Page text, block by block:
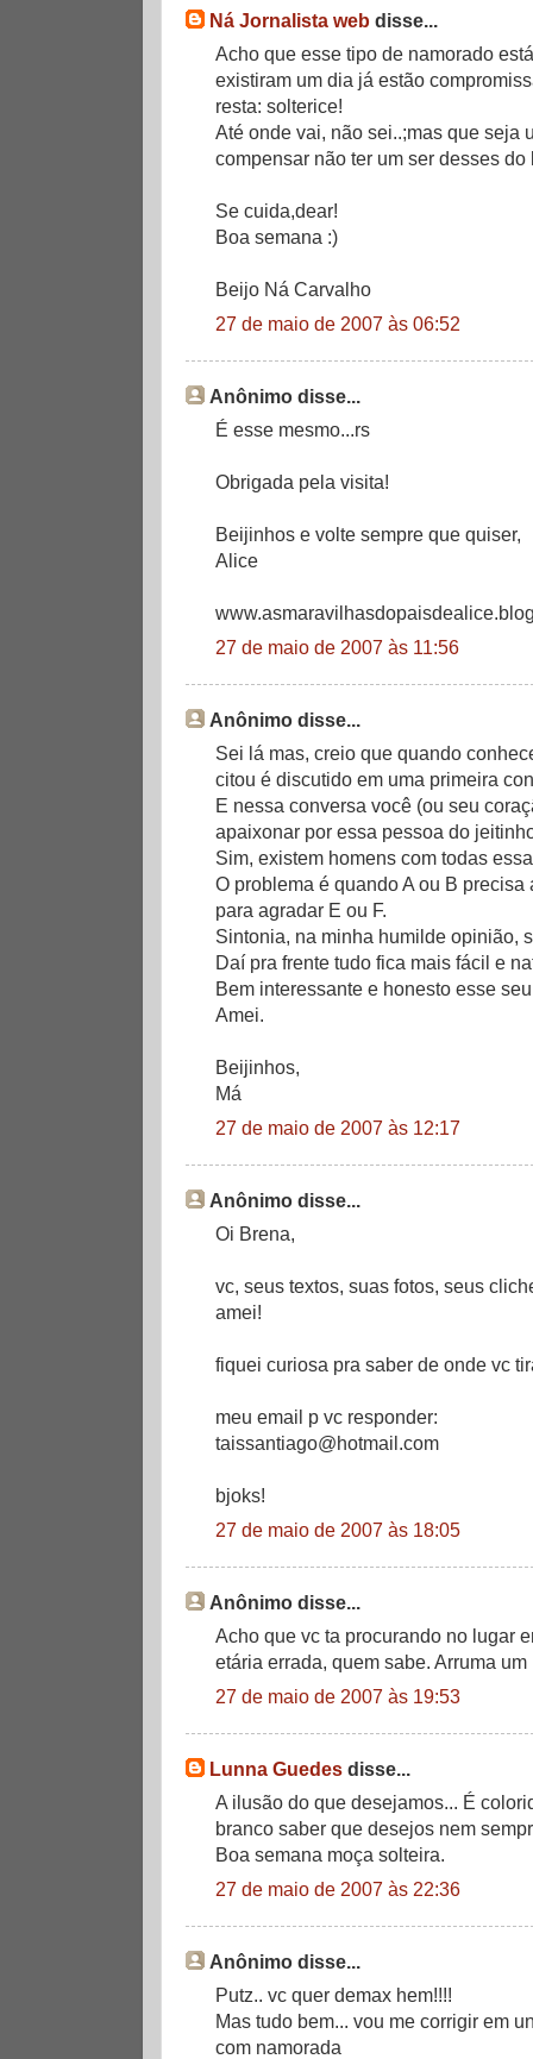
Ná Jornalista web disse...
Acho que esse tipo de namorado
existiram um dia já estão
resta: solterice!
Até onde vai, não sei..;mas que seja
compensar não ter um ser desses do
Se cuida,dear!
Boa semana :)
Beijo Ná Carvalho
27 de maio de 2007 às 06:52
Anônimo disse...
É esse mesmo...rs
Obrigada pela visita!
Beijinhos e volte sempre que quiser,
Alice
27 de maio de 2007 às 11:56
Anônimo disse...
Sei lá mas, creio que quando
citou é discutido em uma primeira
E nessa conversa você (ou seu
apaixonar por essa pessoa do
Sim, existem homens com todas
O problema é quando A ou B
para agradar E ou F.
Sintonia, na minha humilde opinião,
Daí pra frente tudo fica mais fácil e
Bem interessante e honesto esse
Amei.
Beijinhos,
Má
27 de maio de 2007 às 12:17
Anônimo disse...
Oi Brena,
vc, seus textos, suas fotos, seus
amei!
fiquei curiosa pra saber de onde vc
meu email p vc responder:
taissantiago@hotmail.com
bjoks!
27 de maio de 2007 às 18:05
Anônimo disse...
Acho que vc ta procurando no lugar
etária errada, quem sabe. Arruma
27 de maio de 2007 às 19:53
Lunna Guedes disse...
A ilusão do que desejamos... É
branco saber que desejos nem
Boa semana moça solteira.
27 de maio de 2007 às 22:36
Anônimo disse...
Putz.. vc quer demax hem!!!!
Mas tudo bem... vou me corrigir em
com namorada